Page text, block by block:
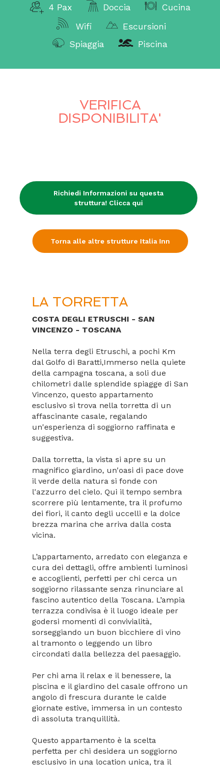
4 Pax Doccia
Cucina
Wifi
Escursioni
Spiaggia
Piscina
VERIFICA
DISPONIBILITA'
Richiedi Informazioni su questa
struttura! Clicca qui
Torna alle altre strutture Italia Inn
LA TORRETTA
COSTA DEGLI ETRUSCHI - SAN
VINCENZO - TOSCANA
Nella terra degli Etruschi, a pochi Km
dal Golfo di Baratti,Immerso nella quiete
della campagna toscana, a soli due
chilometri dalle splendide spiagge di San
Vincenzo, questo appartamento
esclusivo si trova nella torretta di un
affascinante casale, regalando
un'esperienza di soggiorno raffinata e
suggestiva.
Dalla torretta, la vista si apre su un
magnifico giardino, un'oasi di pace dove
il verde della natura si fonde con
l'azzurro del cielo. Qui il tempo sembra
scorrere più lentamente, tra il profumo
dei fiori, il canto degli uccelli e la dolce
brezza marina che arriva dalla costa
vicina.
L’appartamento, arredato con eleganza e
cura dei dettagli, offre ambienti luminosi
e accoglienti, perfetti per chi cerca un
soggiorno rilassante senza rinunciare al
fascino autentico della Toscana. L’ampia
terrazza condivisa è il luogo ideale per
godersi momenti di convivialità,
sorseggiando un buon bicchiere di vino
al tramonto o leggendo un libro
circondati dalla bellezza del paesaggio.
Per chi ama il relax e il benessere, la
piscina e il giardino del casale offrono un
angolo di frescura durante le calde
giornate estive, immersa in un contesto
di assoluta tranquillità.
Questo appartamento è la scelta
perfetta per chi desidera un soggiorno
esclusivo in una location unica, tra il